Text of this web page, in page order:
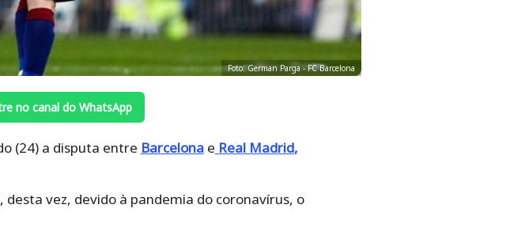
Foto: German Parga - FC Barcelona
no canal do WhatsApp
(24) a disputa entre Barcelona e Real Madrid,
vez, devido à pandemia do coronavírus, o